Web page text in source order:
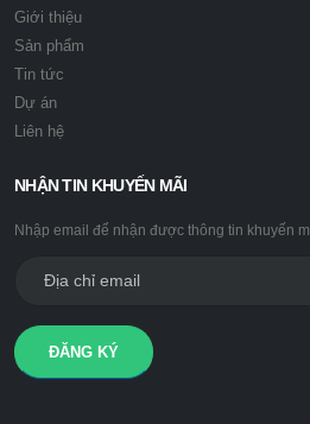
Giới thiệu
Sản phẩm
Tin tức
Dự án
Liên hệ
NHẬN TIN KHUYẾN MÃI
Nhập email để nhận được thông tin khuyến
ĐĂNG KÝ